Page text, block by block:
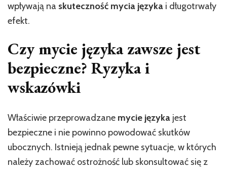
wpływają na skuteczność mycia języka i długotrwały
efekt.
Czy mycie języka zawsze jest
bezpieczne? Ryzyka i
wskazówki
Właściwie przeprowadzane mycie języka jest
bezpieczne i nie powinno powodować skutków
ubocznych. Istnieją jednak pewne sytuacje, w których
należy zachować ostrożność lub skonsultować się z